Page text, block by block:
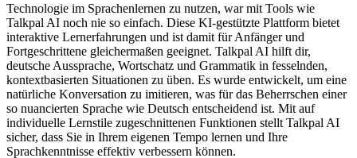
Technologie im Sprachenlernen zu nutzen, war mit Tools wie
Talkpal AI noch nie so einfach. Diese KI-gestützte Plattform bietet
interaktive Lernerfahrungen und ist damit für Anfänger und
Fortgeschrittene gleichermaßen geeignet. Talkpal AI hilft dir,
deutsche Aussprache, Wortschatz und Grammatik in fesselnden,
kontextbasierten Situationen zu üben. Es wurde entwickelt, um eine
natürliche Konversation zu imitieren, was für das Beherrschen einer
so nuancierten Sprache wie Deutsch entscheidend ist. Mit auf
individuelle Lernstile zugeschnittenen Funktionen stellt Talkpal AI
sicher, dass Sie in Ihrem eigenen Tempo lernen und Ihre
Sprachkenntnisse effektiv verbessern können.